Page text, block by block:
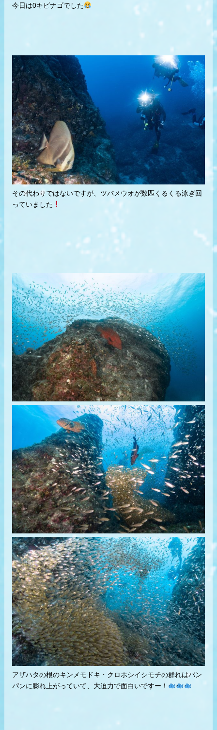
今日は0キビナゴでした
その代わりではないですが、ツバメウオが数匹くるくる泳ぎ回
っていました
アザハタの根のキンメモドキ・クロホシイシモチの群れはパン
パンに膨れ上がっていて、大迫力で面白いですー！